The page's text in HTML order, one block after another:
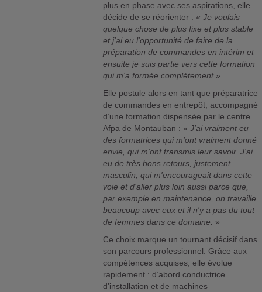
plus en phase avec ses aspirations, elle
décide de se réorienter : «Je voulais
quelque chose de plus fixe et plus stable
et j'ai eu l'opportunité de faire de la
préparation de commandes en intérim et
ensuite je suis partie vers cette formation
qui m'a formée complètement »
Elle postule alors en tant que préparatrice
de commandes en entrepôt, accompagné
d’une formation dispensée par le centre
Afpa de Montauban : «J'ai vraiment eu
des formatrices qui m'ont vraiment donné
envie, qui m'ont transmis leur savoir. J'ai
eu de très bons retours, justement
masculin, qui m'encourageait dans cette
voie et d'aller plus loin aussi parce que,
par exemple en maintenance, on travaille
beaucoup avec eux et il n'y a pas du tout
de femmes dans ce domaine. »
Ce choix marque un tournant décisif dans
son parcours professionnel. Grâce aux
compétences acquises, elle évolue
rapidement : d’abord conductrice
d’installation et de machines